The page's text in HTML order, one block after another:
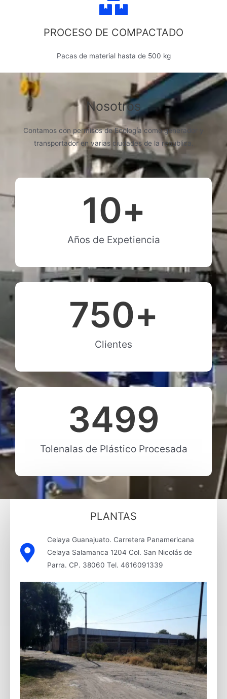
PROCESO DE COMPACTADO
Pacas de material hasta de 500 kg
Nosotros
Contamos con permisos de Ecología como generador y
transportador en varias ciudades de la republica.
Años de Expetiencia
10+
Clientes
750+
Tolenalas de Plástico Procesada
3499
PLANTAS
Celaya Guanajuato. Carretera Panamericana
Celaya Salamanca 1204 Col. San Nicolás de
Parra. CP. 38060 Tel. 4616091339